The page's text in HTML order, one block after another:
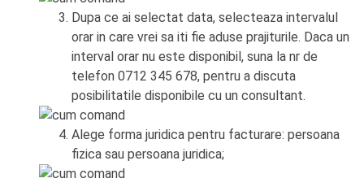
Dupa ce ai selectat data, selecteaza intervalul
orar in care vrei sa iti fie aduse prajiturile. Daca un
interval orar nu este disponibil, suna la nr de
telefon 0712 345 678, pentru a discuta
posibilitatile disponibile cu un consultant.
Alege forma juridica pentru facturare: persoana
fizica sau persoana juridica;